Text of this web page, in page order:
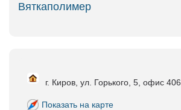
Вяткаполимер
г. Киров, ул. Горького, 5, офис 406
Показать на карте